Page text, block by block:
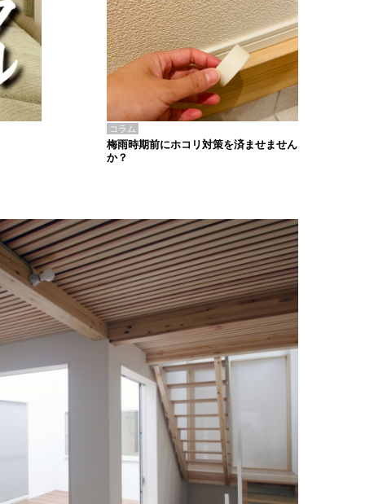
コラム
梅雨時期前にホコリ対策を済ませません
か？